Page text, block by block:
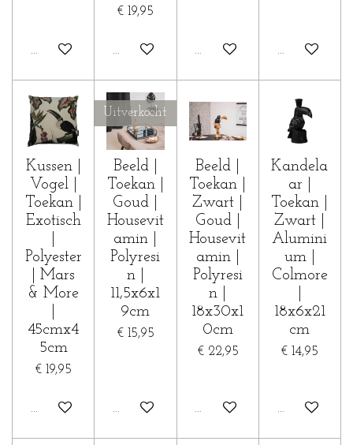
In winkelwagen
€ 19,95
In winkelwagenIn winkelwagenIn
Kussen |
Vogel |
Toekan |
Exotisch
Polyester
| Mars
& More
45cmx4
5cm
€ 19,95
In winkelwagen
Uitverkocht
Beeld |
Toekan |
Goud |
Housevit
amin |
Polyresi
n |
11,5x6x1
9cm
€ 15,95
Houd mij op de hoogte
Beeld |
Toekan |
Zwart |
Goud |
Housevit
amin |
Polyresi
n |
18x30x1
0cm
€ 22,95
In winkelwagen
Kandela
ar |
Toekan |
Zwart |
Alumini
um |
Colmore
18x6x21
cm
€ 14,95
In